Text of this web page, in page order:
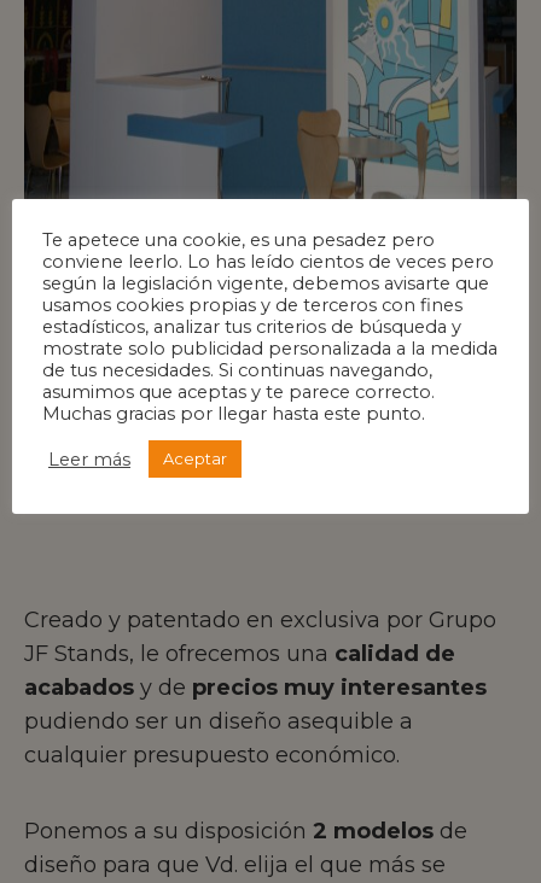
Creado y patentado en exclusiva por Grupo
JF Stands, le ofrecemos una calidad de
acabados y de precios muy interesantes
pudiendo ser un diseño asequible a
cualquier presupuesto económico.
Ponemos a su disposición 2 modelos de
diseño para que Vd. elija el que más se
Te apetece una cookie, es una pesadez pero
conviene leerlo. Lo has leído cientos de veces pero
según la legislación vigente, debemos avisarte que
usamos cookies propias y de terceros con fines
estadísticos, analizar tus criterios de búsqueda y
mostrate solo publicidad personalizada a la medida
de tus necesidades. Si continuas navegando,
asumimos que aceptas y te parece correcto.
Muchas gracias por llegar hasta este punto.
Leer más Aceptar